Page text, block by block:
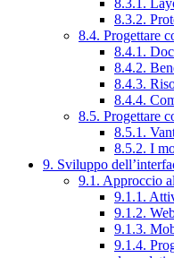
8.3.1.
8.3.2.
8.4. Progettare
8.4.1.
8.4.2.
8.4.3.
8.4.4.
8.5. Progettare
8.5.1.
8.5.2. I
9. Sviluppo
9.1. Approccio
9.1.1.
9.1.2.
9.1.3.
9.1.4.